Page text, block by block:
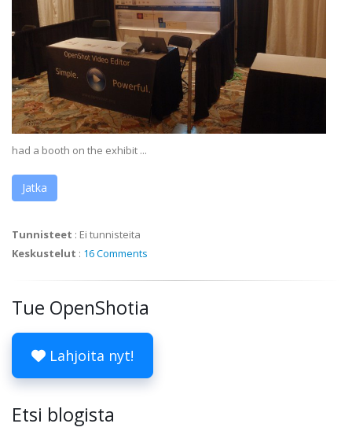
had a booth on the exhibit ...
Jatka
Tunnisteet : Ei tunnisteita
Keskustelut : 16 Comments
Tue OpenShotia
Lahjoita nyt!
Etsi blogista